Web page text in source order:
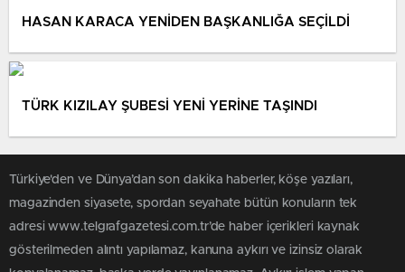
HASAN KARACA YENİDEN BAŞKANLIĞA SEÇİLDİ
TÜRK KIZILAY ŞUBESİ YENİ YERİNE TAŞINDI
Türkiye'den ve Dünya’dan son dakika haberler, köşe yazıları,
magazinden siyasete, spordan seyahate bütün konuların tek
adresi www.telgrafgazetesi.com.tr’de haber içerikleri kaynak
gösterilmeden alıntı yapılamaz, kanuna aykırı ve izinsiz olarak